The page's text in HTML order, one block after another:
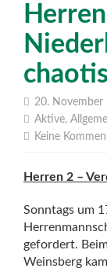
20. November
Aktive,
Keine
Herren 2 –
Sonntags um
gefordert.
Weinsberg